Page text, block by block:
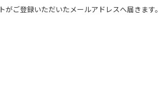
ご登録いただいたメールアドレスへ届きます。